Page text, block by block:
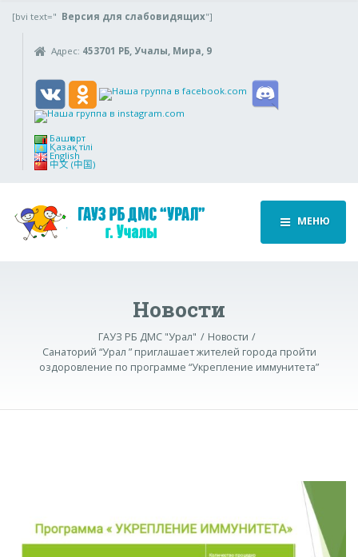
[bvi text=" Версия для слабовидящих"]
Адрес: 453701 РБ, Учалы, Мира, 9
Башҡорт
Қазақ тілі
English
中文 (中国)
МЕНЮ
Новости
ГАУЗ РБ ДМС "Урал"
Новости
Санаторий “Урал ” приглашает жителей города пройти
оздоровление по программе “Укрепление иммунитета”